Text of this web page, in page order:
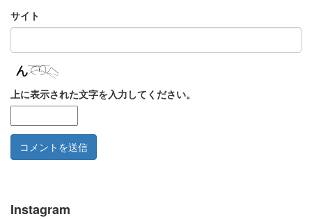
サイト
上に表示された文字を入力してください。
Instagram